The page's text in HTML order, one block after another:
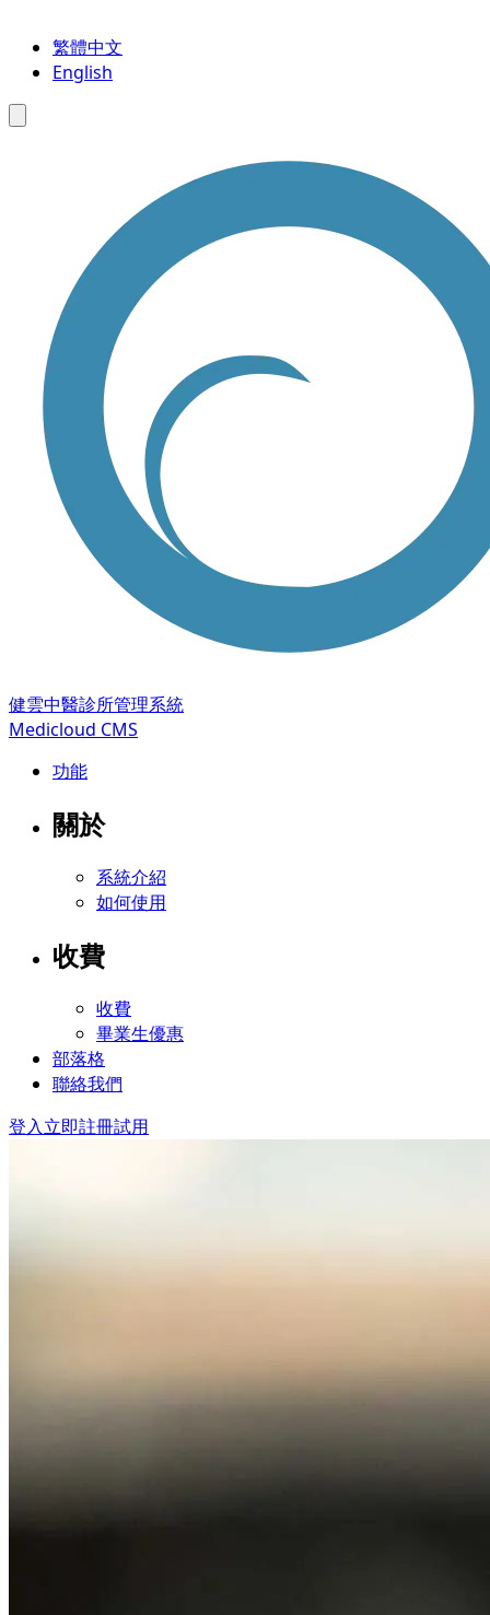
繁體中文
English
健雲中醫診所管理系統
Medicloud CMS
功能
關於
系統介紹
如何使用
收費
收費
畢業生優惠
部落格
聯絡我們
登入立即註冊試用